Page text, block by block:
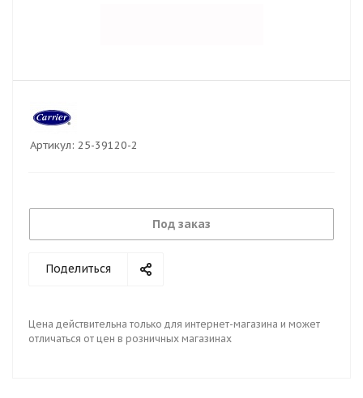
Артикул: 25-39120-2
Под заказ
Поделиться
Цена действительна только для интернет-магазина и может
отличаться от цен в розничных магазинах